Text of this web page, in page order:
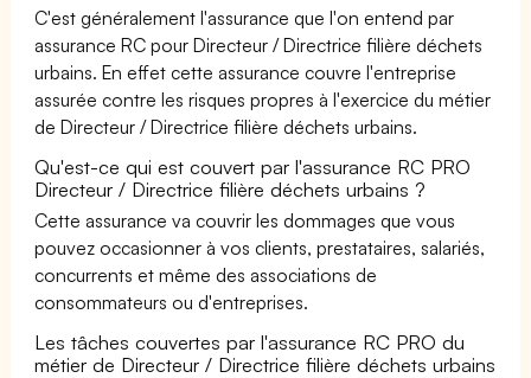
C'est généralement l'assurance que l'on entend par
assurance RC pour Directeur / Directrice filière déchets
urbains. En effet cette assurance couvre l'entreprise
assurée contre les risques propres à l'exercice du métier
de Directeur / Directrice filière déchets urbains.
Qu'est-ce qui est couvert par l'assurance RC PRO
Directeur / Directrice filière déchets urbains ?
Cette assurance va couvrir les dommages que vous
pouvez occasionner à vos clients, prestataires, salariés,
concurrents et même des associations de
consommateurs ou d'entreprises.
Les tâches couvertes par l'assurance RC PRO du
métier de Directeur / Directrice filière déchets urbains